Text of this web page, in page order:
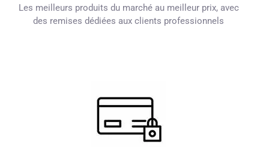
Les meilleurs produits du marché au meilleur prix, avec
des remises dédiées aux clients professionnels